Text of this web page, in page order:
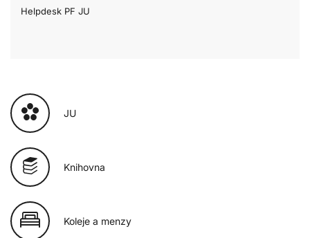
Helpdesk PF JU
JU
Knihovna
Koleje a menzy